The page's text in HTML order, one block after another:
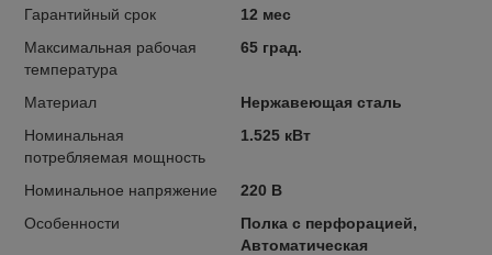
Гарантийный срок
12 мес
Максимальная рабочая
температура
65 град.
Материал
Нержавеющая сталь
Номинальная
потребляемая мощность
1.525 кВт
Номинальное напряжение
220 В
Особенности
Полка с перфорацией,
Автоматическая